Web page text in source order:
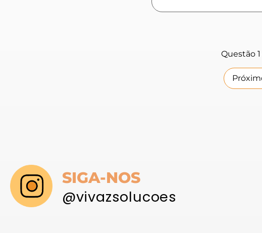
Questão 1
SIGA-NOS
@vivazsolucoes